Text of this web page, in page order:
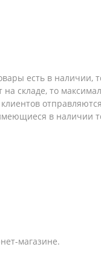
есть в наличии,
складе, то
в наличии
магазине.